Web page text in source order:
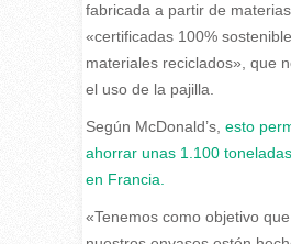
fabricada a partir de materias
«certificadas 100%
materiales reciclados», que
el uso de la pajilla.
Según McDonald’s, esto
ahorrar unas 1.100
en Francia.
«Tenemos como objetivo